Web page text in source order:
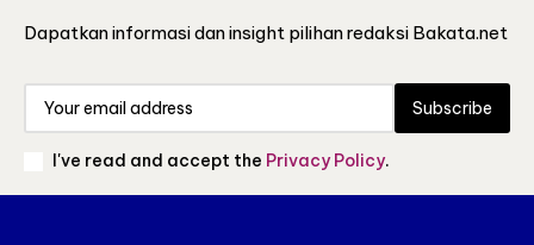
Dapatkan informasi dan insight pilihan redaksi Bakata.net
Subscribe
I've read and accept the Privacy Policy.